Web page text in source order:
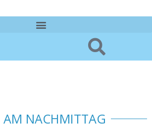
AM NACHMITTAG